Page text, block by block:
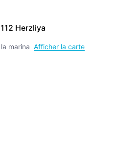
Herzliya
marina Afficher la carte